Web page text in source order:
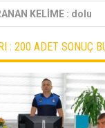
KELİME : dolu
: 200 ADET SONUÇ